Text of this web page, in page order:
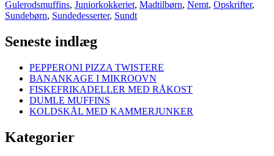
Gulerodsmuffins, Juniorkokkeriet, Madtilbørn, Nemt, Opskrifter,
Sundebørn, Sundedesserter, Sundt
Seneste indlæg
PEPPERONI PIZZA TWISTERE
BANANKAGE I MIKROOVN
FISKEFRIKADELLER MED RÅKOST
DUMLE MUFFINS
KOLDSKÅL MED KAMMERJUNKER
Kategorier